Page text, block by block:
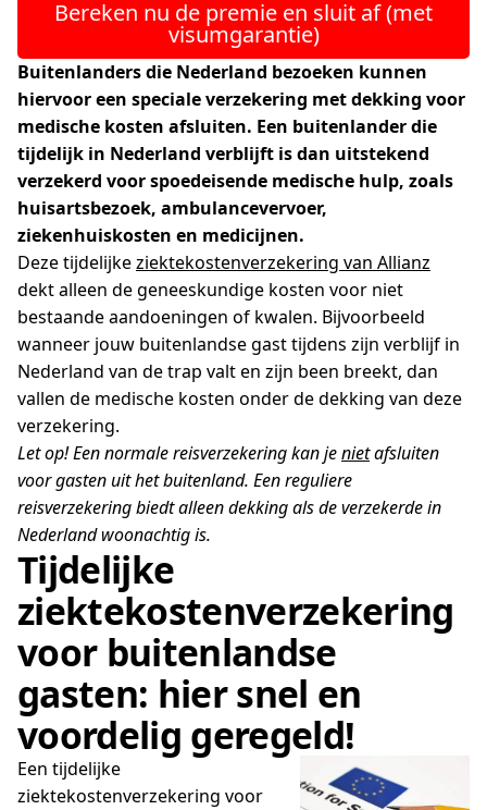
Bereken nu de premie en sluit af (met
visumgarantie)
Buitenlanders die Nederland bezoeken kunnen
hiervoor een speciale verzekering met dekking voor
medische kosten afsluiten. Een buitenlander die
tijdelijk in Nederland verblijft is dan uitstekend
verzekerd voor spoedeisende medische hulp, zoals
huisartsbezoek, ambulancevervoer,
ziekenhuiskosten en medicijnen.
Deze tijdelijkeziektekostenverzekering van Allianz
dekt alleen de geneeskundige kosten voor niet
bestaande aandoeningen of kwalen. Bijvoorbeeld
wanneer jouw buitenlandse gast tijdens zijn verblijf in
Nederland van de trap valt en zijn been breekt, dan
vallen de medische kosten onder de dekking van deze
verzekering.
Let op! Een normale reisverzekering kan jenietafsluiten
voor gasten uit het buitenland. Een reguliere
reisverzekering biedt alleen dekking als de verzekerde in
Nederland woonachtig is.
Tijdelijke
ziektekostenverzekering
voor buitenlandse
gasten: hier snel en
voordelig geregeld!
Een tijdelijke
ziektekostenverzekering voor